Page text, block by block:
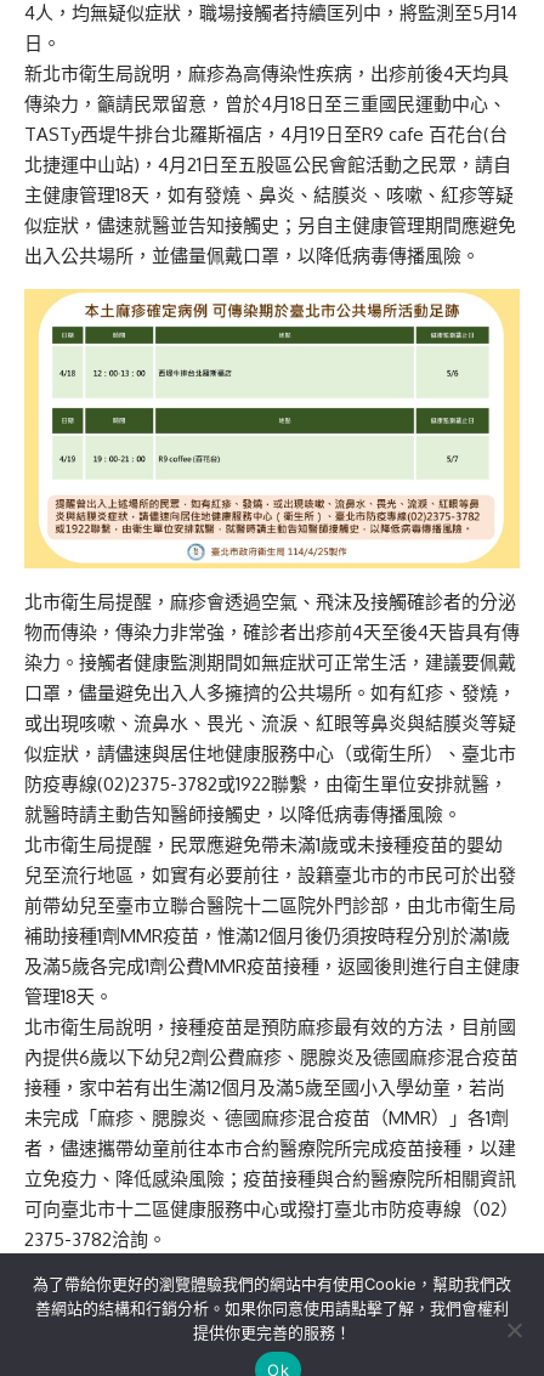
4人，均無疑似症狀，職場接觸者持續匡列中，將監測至5月14
日。
新北市衛生局說明，麻疹為高傳染性疾病，出疹前後4天均具
傳染力，籲請民眾留意，曾於4月18日至三重國民運動中心、
TASTy西堤牛排台北羅斯福店，4月19日至R9 cafe 百花台(台
北捷運中山站)，4月21日至五股區公民會館活動之民眾，請自
主健康管理18天，如有發燒、鼻炎、結膜炎、咳嗽、紅疹等疑
似症狀，儘速就醫並告知接觸史；另自主健康管理期間應避免
出入公共場所，並儘量佩戴口罩，以降低病毒傳播風險。
北市衛生局提醒，麻疹會透過空氣、飛沫及接觸確診者的分泌
物而傳染，傳染力非常強，確診者出疹前4天至後4天皆具有傳
染力。接觸者健康監測期間如無症狀可正常生活，建議要佩戴
口罩，儘量避免出入人多擁擠的公共場所。如有紅疹、發燒，
或出現咳嗽、流鼻水、畏光、流淚、紅眼等鼻炎與結膜炎等疑
似症狀，請儘速與居住地健康服務中心（或衛生所）、臺北市
防疫專線(02)2375-3782或1922聯繫，由衛生單位安排就醫，
就醫時請主動告知醫師接觸史，以降低病毒傳播風險。
北市衛生局提醒，民眾應避免帶未滿1歲或未接種疫苗的嬰幼
兒至流行地區，如實有必要前往，設籍臺北市的市民可於出發
前帶幼兒至臺市立聯合醫院十二區院外門診部，由北市衛生局
補助接種1劑MMR疫苗，惟滿12個月後仍須按時程分別於滿1歲
及滿5歲各完成1劑公費MMR疫苗接種，返國後則進行自主健康
管理18天。
北市衛生局說明，接種疫苗是預防麻疹最有效的方法，目前國
內提供6歲以下幼兒2劑公費麻疹、腮腺炎及德國麻疹混合疫苗
接種，家中若有出生滿12個月及滿5歲至國小入學幼童，若尚
未完成「麻疹、腮腺炎、德國麻疹混合疫苗（MMR）」各1劑
者，儘速攜帶幼童前往本市合約醫療院所完成疫苗接種，以建
立免疫力、降低感染風險；疫苗接種與合約醫療院所相關資訊
可向臺北市十二區健康服務中心或撥打臺北市防疫專線（02）
2375-3782洽詢。
關於我們 隱私權政策 聯絡我們
為了帶給你更好的瀏覽體驗我們的網站中有使用Cookie，幫助我們改
善網站的結構和行銷分析。如果你同意使用請點擊了解，我們會權利
提供你更完善的服務！
Ok